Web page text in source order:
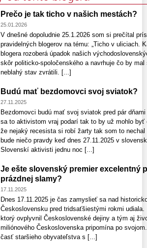
Prečo je tak ticho v našich mestách?
25.01.2026
V dnešné dopoludnie 25.1.2026 som si prečítal
pravidelných blogerov na tému: „Ticho v uliciach.
blogera rozoberá úpadok našich
skôr politicko-spoločenského a navrhuje čo by
neblahý stav zvrátili. [...]
Budú mať bezdomovci svoj sviatok?
27.11.2025
Bezdomovci budú mať svoj sviatok pred pár
sa to aktivistom vraj podarí tak to by už mohlo byť
že nejaký recesista si robí žarty tak som to
bude niečo pravdy keď dnes 27.11.2025 v
Slovenskí aktivisti jednu noc [...]
Je ešte slovenský premier excelentný
prázdnej slamy?
17.11.2025
Dnes 17.11.2025 je čas zamyslieť sa nad
Československu pred tridsaťšiestými rokmi
ktorý ovplyvnil Československé dejiny a tým aj
miliónového Československa pripomína po
časť staršieho obyvateľstva s [...]